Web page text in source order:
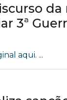
da
3ª
aqui. ...